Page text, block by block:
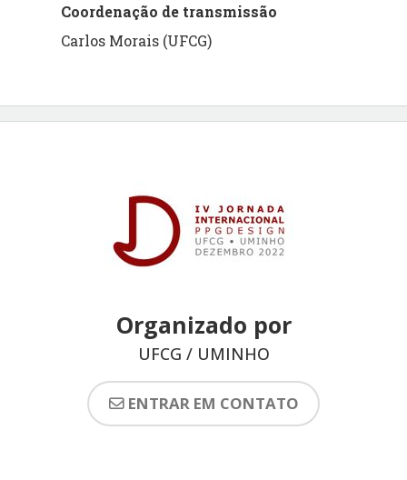
Coordenação de transmissão
Carlos Morais (UFCG)
Organizado por
UFCG / UMINHO
ENTRAR EM CONTATO